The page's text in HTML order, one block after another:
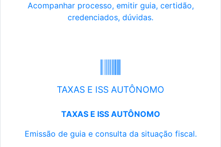
Acompanhar processo, emitir guia, certidão,
credenciados, dúvidas.
TAXAS E ISS AUTÔNOMO
TAXAS E ISS AUTÔNOMO
Emissão de guia e consulta da situação fiscal.